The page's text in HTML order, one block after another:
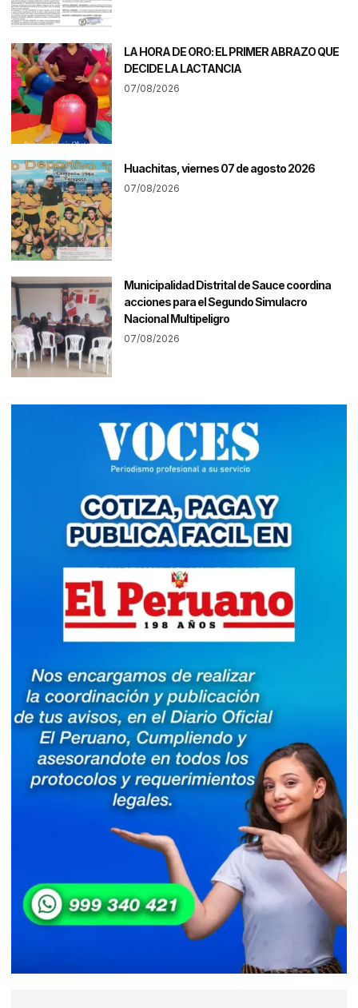
LA HORA DE ORO: EL PRIMER ABRAZO QUE
DECIDE LA LACTANCIA
07/08/2026
Huachitas, viernes 07 de agosto 2026
07/08/2026
Municipalidad Distrital de Sauce coordina
acciones para el Segundo Simulacro
Nacional Multipeligro
07/08/2026